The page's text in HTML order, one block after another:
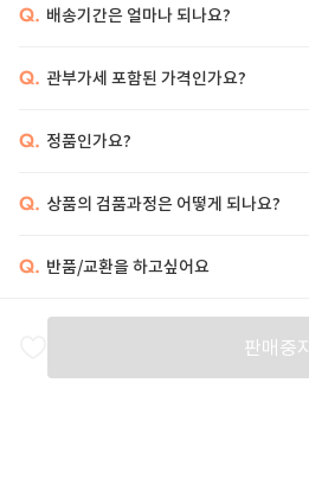
Q. 배송기간은 얼마나 되나요?
Q. 관부가세 포함된 가격인가요?
Q. 정품인가요?
Q. 상품의 검품과정은 어떻게 되나요?
Q. 반품/교환을 하고싶어요
판매중지